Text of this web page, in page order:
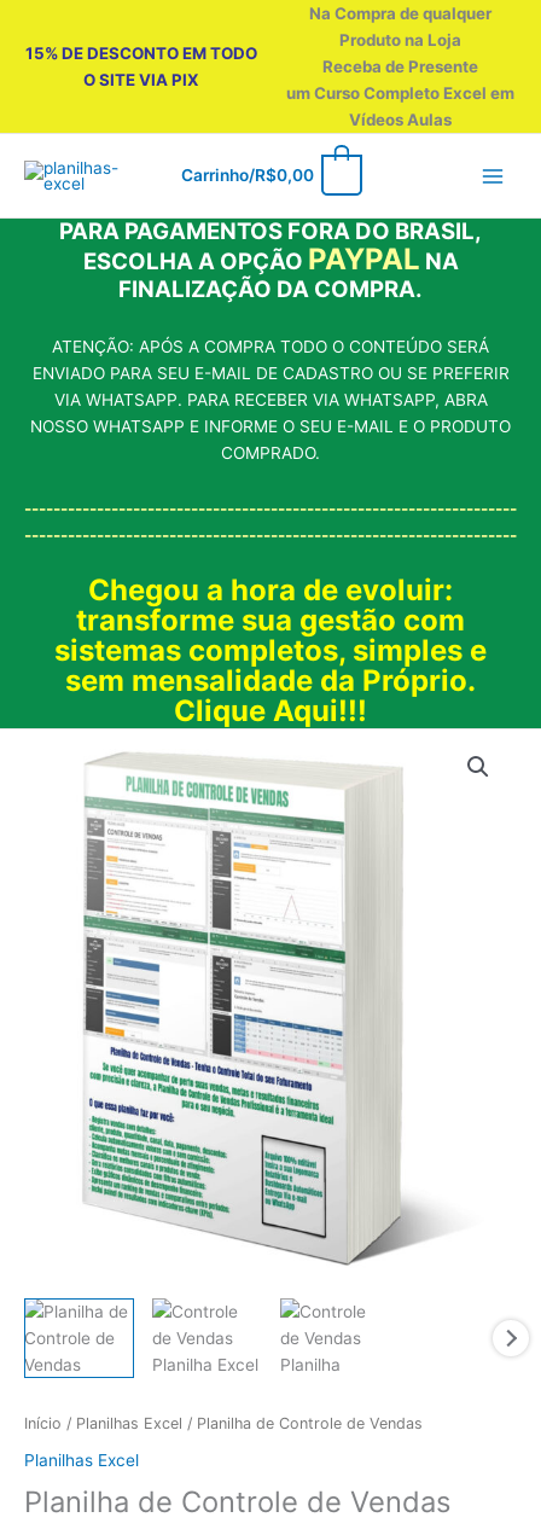
15% DE DESCONTO EM TODO
O SITE VIA PIX
Na Compra de qualquer
Produto na Loja
Receba de Presente
um Curso Completo Excel em
Vídeos Aulas
Carrinho/R$0,00
PARA PAGAMENTOS FORA DO BRASIL,
ESCOLHA A OPÇÃO PAYPAL NA
FINALIZAÇÃO DA COMPRA.
ATENÇÃO: APÓS A COMPRA TODO O CONTEÚDO SERÁ
ENVIADO PARA SEU E-MAIL DE CADASTRO OU SE PREFERIR
VIA WHATSAPP. PARA RECEBER VIA WHATSAPP, ABRA
NOSSO WHATSAPP E INFORME O SEU E-MAIL E O PRODUTO
COMPRADO.
--------------------------------------------------------------------
--------------------------------------------------------------------
Chegou a hora de evoluir:
transforme sua gestão com
sistemas completos, simples e
sem mensalidade da Próprio.
Clique Aqui!!!
Início / Planilhas Excel / Planilha de Controle de Vendas
Planilhas Excel
Planilha de Controle de Vendas